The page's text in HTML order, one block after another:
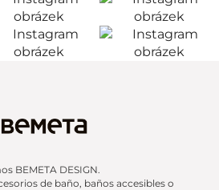
BEMETA DESIGN.
de baño, baños accesibles o